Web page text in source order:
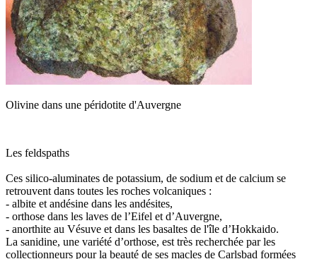
Olivine dans une péridotite d'Auvergne
Les feldspaths
Ces silico-aluminates de potassium, de sodium et de calcium se
retrouvent dans toutes les roches volcaniques :
- albite et andésine dans les andésites,
- orthose dans les laves de l’Eifel et d’Auvergne,
- anorthite au Vésuve et dans les basaltes de l'île d’Hokkaido.
La sanidine, une variété d’orthose, est très recherchée par les
collectionneurs pour la beauté de ses macles de Carlsbad formées